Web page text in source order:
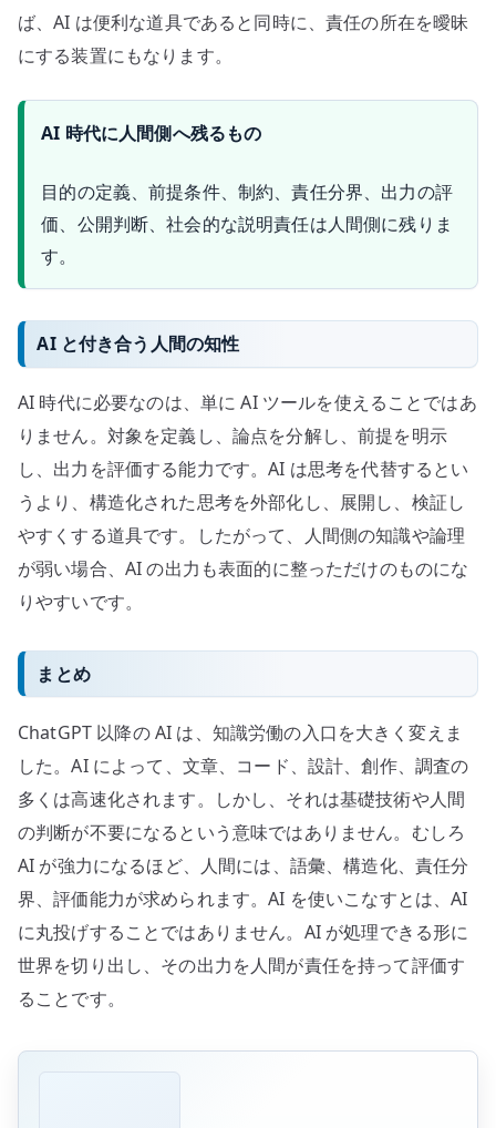
ば、AI は便利な道具であると同時に、責任の所在を曖昧
にする装置にもなります。
AI 時代に人間側へ残るもの
目的の定義、前提条件、制約、責任分界、出力の評
価、公開判断、社会的な説明責任は人間側に残りま
す。
AI と付き合う人間の知性
AI 時代に必要なのは、単に AI ツールを使えることではあ
りません。対象を定義し、論点を分解し、前提を明示
し、出力を評価する能力です。AI は思考を代替するとい
うより、構造化された思考を外部化し、展開し、検証し
やすくする道具です。したがって、人間側の知識や論理
が弱い場合、AI の出力も表面的に整っただけのものにな
りやすいです。
まとめ
ChatGPT 以降の AI は、知識労働の入口を大きく変えま
した。AI によって、文章、コード、設計、創作、調査の
多くは高速化されます。しかし、それは基礎技術や人間
の判断が不要になるという意味ではありません。むしろ
AI が強力になるほど、人間には、語彙、構造化、責任分
界、評価能力が求められます。AI を使いこなすとは、AI
に丸投げすることではありません。AI が処理できる形に
世界を切り出し、その出力を人間が責任を持って評価す
ることです。